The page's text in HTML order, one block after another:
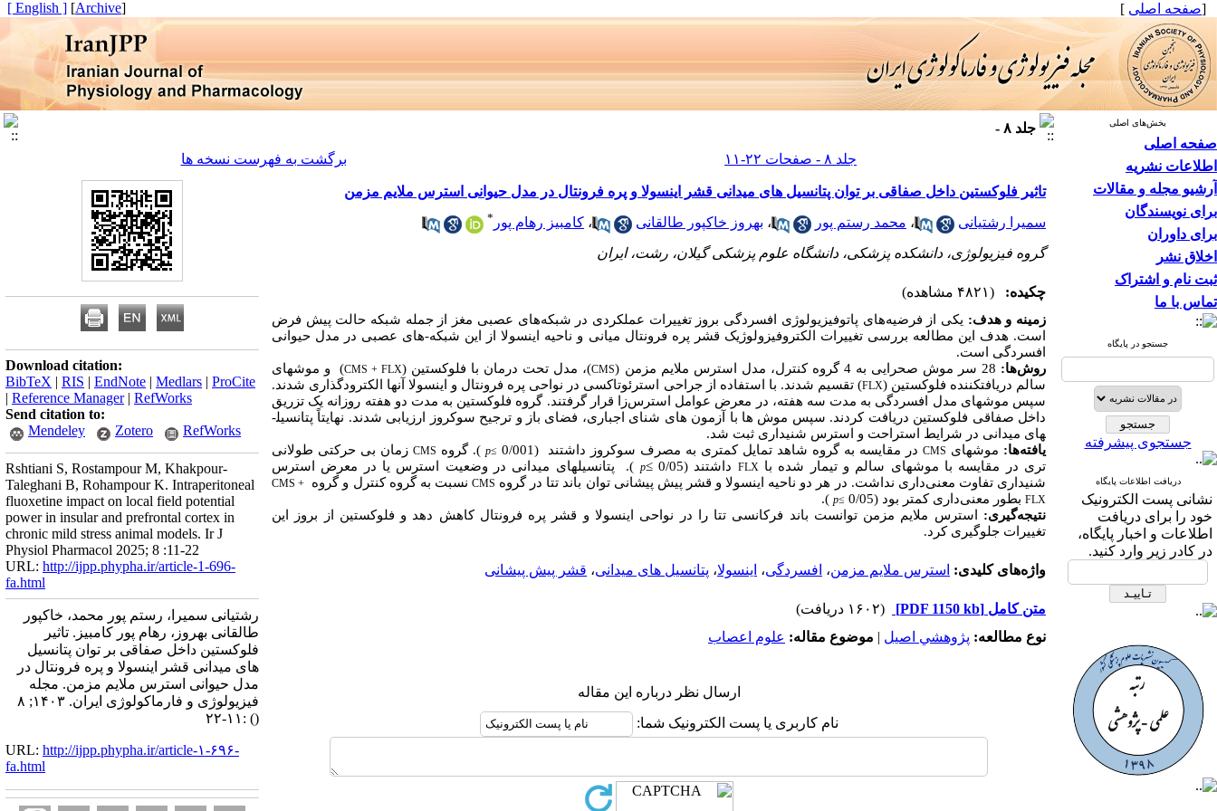
[صفحه اصلی ]
[
Archive
]
[ English ]
بخش‌های اصلی
صفحه اصلی
اطلاعات نشریه
آرشیو مجله و مقالات
برای نویسندگان
برای داوران
اخلاق نشر
ثبت نام و اشتراک
تماس با ما
جستجو در پایگاه
جستجوی پیشرفته
دریافت اطلاعات پایگاه
نشانی پست الکترونیک
خود را برای دریافت
اطلاعات و اخبار پایگاه،
در کادر زیر وارد کنید.
جلد ۸ -
جلد ۸ - صفحات ۲۲-۱۱
برگشت به فهرست نسخه ها
تاثیر فلوکستین داخل صفاقی بر توان پتانسیل های میدانی قشر اینسولا و پره فرونتال در مدل حیوانی استرس ملایم مزمن
سمیرا رشتیانی ، محمد رستم پور ، بهروز خاکپور طالقانی ، کامبیز رهام پور *
گروه فیزیولوژی، دانشکده پزشکی، دانشگاه علوم پزشکی گیلان، رشت، ایران
چکیده: (۴۸۲۱ مشاهده)
زمینه و هدف: یکی از فرضیههای پاتوفیزیولوژی افسردگی بروز تغییرات عملکردی در شبکههای عصبی مغز از جمله شبکه حالت پیش فرض
است. هدف این مطالعه بررسی تغییرات الکتروفیزولوژیک قشر پره فرونتال میانی و ناحیه اینسولا از این شبکه-های عصبی در مدل حیوانی
افسردگی است.
روشها: CMS)، مدل تحت درمان با فلوکستین (CMS + FLX) و موش­های
سالم دریافت­کننده فلوکستین (FLX) تقسیم شدند. با استفاده از جراحی استرئوتاکسی در نواحی پره فرونتال و اینسولا آنها الکترودگذاری شدند.
سپس موش­های مدل افسردگی به مدت سه هفته، در معرض عوامل استرس‌­زا قرار گرفتند. گروه فلوکستین به مدت دو هفته روزانه یک تزریق
داخل صفاقی فلوکستین دریافت کردند. سپس موش ها با آزمون های شنای اجباری، فضای باز و ترجیح سوکروز ارزیابی شدند. نهایتاً پتانسیل­
های میدانی در­ شرایط استراحت و استرس شنیداری ثبت شد.
یافته‌­ها: موش­های CMS در مقایسه به گروه شاهد تمایل کمتری به مصرف سوکروز داشتند (0/001 ≥
p ). گروه CMS زمان بی حرکتی طولانی­‌
تری در مقایسه با موش­های سالم و تیمار شده با FLX داشتند (0/05 ≥
p ). پتانسیل­های میدانی در وضعیت استرس یا در معرض استرس
شنیداری تفاوت معنی­‌داری نداشت. در هر دو ناحیه اینسولا و قشر پیش پیشانی توان باند تتا در گروه CMSنسبت به گروه کنترل و گروه CMS +
FLX بطور معنی‌­داری کمتر بود (0/05 ≥
p
).
نتیجه­‌گیری: استرس ملایم مزمن توانست باند فرکانسی تتا را در نواحی اینسولا و قشر پره فرونتال کاهش دهد و فلوکستین از بروز این
تغییرات جلوگیری کرد.
واژه‌های کلیدی: استرس ملایم مزمن، افسردگی، اینسولا، پتانسیل های میدانی، قشر پیش پیشانی
متن کامل [PDF 1150 kb]
(۱۶۰۲ دریافت)
نوع مطالعه: پژوهشي اصیل | موضوع مقاله: علوم اعصاب
ارسال نظر درباره این مقاله
نام کاربری یا پست الکترونیک شما:
Download citation:
BibTeX | RIS | EndNote | Medlars | ProCite
| Reference Manager| RefWorks
Send citation to:
Mendeley
Zotero RefWorks
Rshtiani S, Rostampour M, Khakpour-
Taleghani B, Rohampour K. Intraperitoneal
fluoxetine impact on local field potential
power in insular and prefrontal cortex in
chronic mild stress animal models. Ir J
Physiol Pharmacol 2025; 8 :11-22
URL: http://ijpp.phypha.ir/article-1-696-
fa.html
رشتیانی سمیرا، رستم پور محمد، خاکپور
طالقانی بهروز، رهام پور کامبیز. تاثیر
فلوکستین داخل صفاقی بر توان پتانسیل
های میدانی قشر اینسولا و پره فرونتال در
مدل حیوانی استرس ملایم مزمن. مجله
فیزیولوژی و فارماکولوژی ایران. ۱۴۰۳; ۸
() :۱۱-۲۲
URL: http://ijpp.phypha.ir/article-۱-۶۹۶-
fa.html